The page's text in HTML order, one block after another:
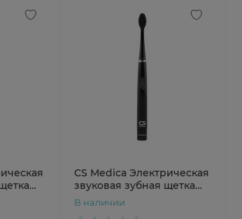
белая
CS Medica Электрическая
звуковая зубная щетка
SonicMax CS-167-B черная
В наличии